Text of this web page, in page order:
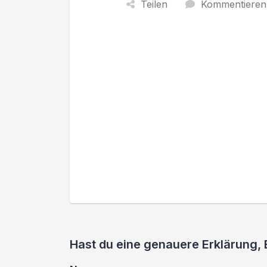
Teilen Kommentieren
Hast du eine genauere